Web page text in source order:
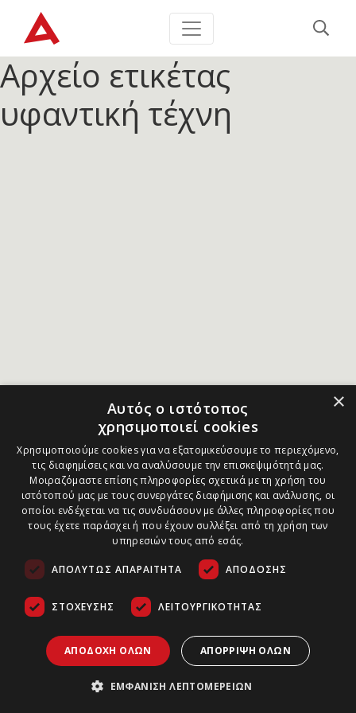
Αρχείο ετικέτας
υφαντική τέχνη
×
Αυτός ο ιστότοπος
χρησιμοποιεί cookies
Χρησιμοποιούμε cookies για να εξατομικεύσουμε το περιεχόμενο,
τις διαφημίσεις και να αναλύσουμε την επισκεψιμότητά μας.
Μοιραζόμαστε επίσης πληροφορίες σχετικά με τη χρήση του
ιστότοπού μας με τους συνεργάτες διαφήμισης και ανάλυσης, οι
οποίοι ενδέχεται να τις συνδυάσουν με άλλες πληροφορίες που
τους έχετε παράσχει ή που έχουν συλλέξει από τη χρήση των
υπηρεσιών τους από εσάς.
ΑΠΟΛΎΤΩΣ ΑΠΑΡΑΊΤΗΤΑ ΑΠΌΔΟΣΗΣ
ΣΤΌΧΕΥΣΗΣ ΛΕΙΤΟΥΡΓΙΚΌΤΗΤΑΣ
ΑΠΟΔΟΧΉ ΌΛΩΝ ΑΠΌΡΡΙΨΗ ΌΛΩΝ
ΕΜΦΆΝΙΣΗ ΛΕΠΤΟΜΕΡΕΙΏΝ